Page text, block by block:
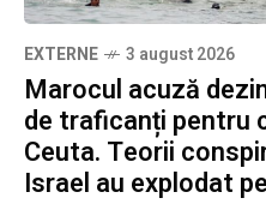
EXTERNE 3 august 2026
Marocul acuză
de traficanți pentru
Ceuta. Teorii
Israel au explodat